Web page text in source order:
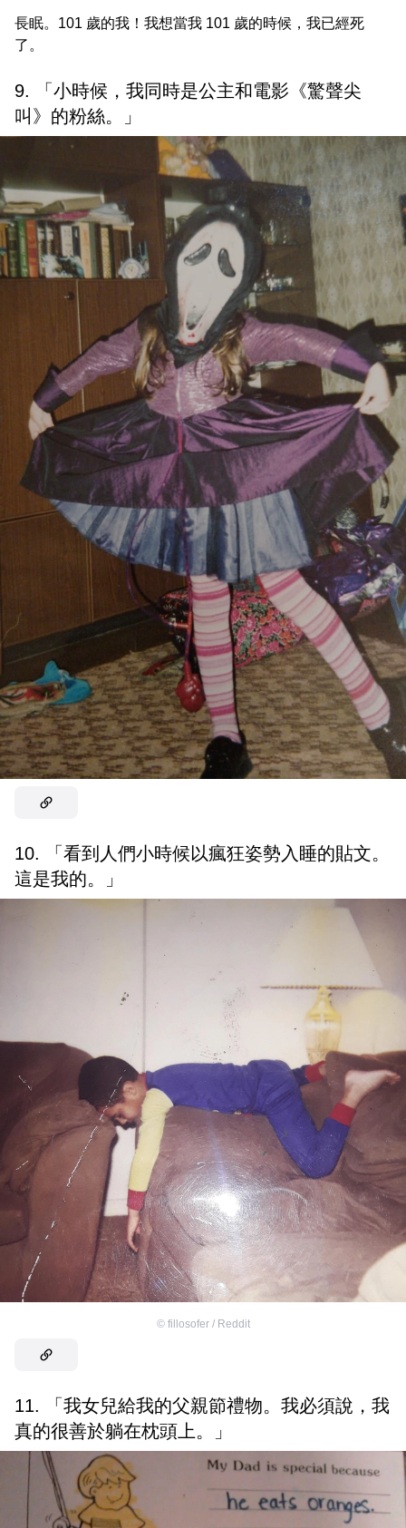
長眠。101 歲的我！我想當我 101 歲的時候，我已經死
了。
9. 「小時候，我同時是公主和電影《驚聲尖
叫》的粉絲。」
10. 「看到人們小時候以瘋狂姿勢入睡的貼文。
這是我的。」
© fillosofer / Reddit
11. 「我女兒給我的父親節禮物。我必須說，我
真的很善於躺在枕頭上。」